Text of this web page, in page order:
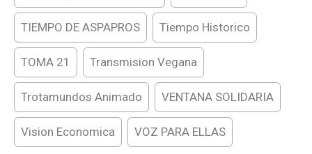
TIEMPO DE ASPAPROS Tiempo Historico
TOMA 21 Transmision Vegana
Trotamundos Animado VENTANA SOLIDARIA
Vision Economica VOZ PARA ELLAS